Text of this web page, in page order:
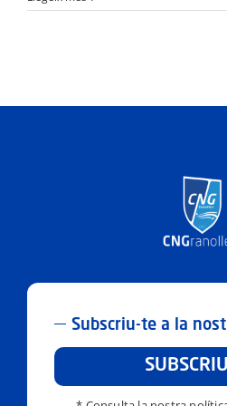
Subscriu-te a la